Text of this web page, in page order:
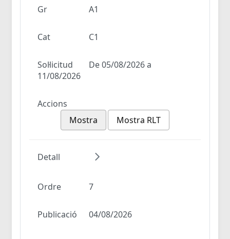
Gr A1
Cat C1
Sol·licitud
De 05/08/2026 a
11/08/2026
Accions
Mostra
Mostra RLT
Detall
Ordre 7
Publicació 04/08/2026